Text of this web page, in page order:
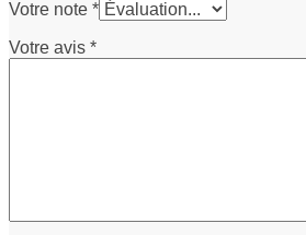
Votre note *
Votre avis *